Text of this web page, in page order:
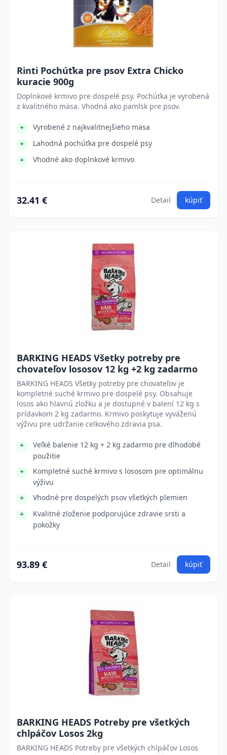
Rinti Pochúťka pre psov Extra Chicko
kuracie 900g
Doplnkové krmivo pre dospelé psy. Pochúťka je vyrobená
z kvalitného mäsa. Vhodná ako pamlsk pre psov.
Vyrobené z najkvalitnejšieho mäsa
Lahodná pochúťka pre dospelé psy
Vhodné ako doplnkové krmivo
32.41 € Detail kúpiť
BARKING HEADS Všetky potreby pre
chovateľov lososov 12 kg +2 kg zadarmo
BARKING HEADS Všetky potreby pre chovateľov je
kompletné suché krmivo pre dospelé psy. Obsahuje
losos ako hlavnú zložku a je dostupné v balení 12 kg s
prídavkom 2 kg zadarmo. Krmivo poskytuje vyváženú
výživu pre udržanie celkového zdravia psa.
Veľké balenie 12 kg + 2 kg zadarmo pre dlhodobé
použitie
Kompletné suché krmivo s lososom pre optimálnu
výživu
Vhodné pre dospelých psov všetkých plemien
Kvalitné zloženie podporujúce zdravie srsti a
pokožky
93.89 € Detail kúpiť
BARKING HEADS Potreby pre všetkých
chlpáčov Losos 2kg
BARKING HEADS Potreby pre všetkých chlpáčov Losos